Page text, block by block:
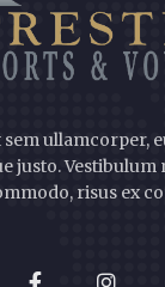
ullamcorper,
justo. Vestibulum
risus ex